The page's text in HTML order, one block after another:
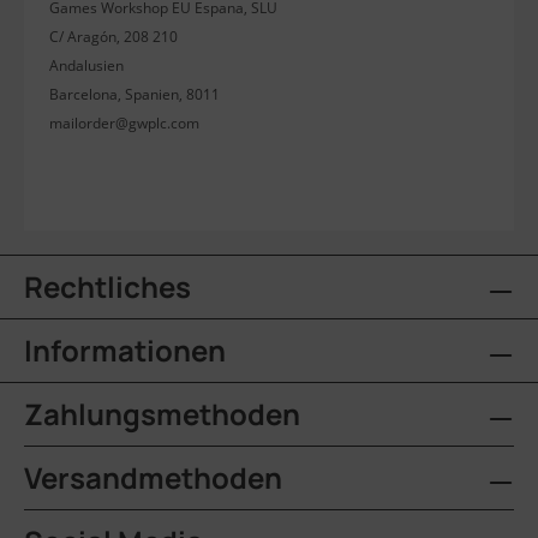
Games Workshop EU Espana, SLU
C/ Aragón, 208 210
Andalusien
Barcelona, Spanien, 8011
mailorder@gwplc.com
Rechtliches
Informationen
Zahlungsmethoden
Versandmethoden